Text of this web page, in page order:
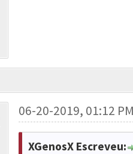
06-20-2019, 01:12
XGenosX Escreveu: